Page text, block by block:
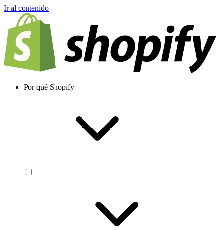
Ir al contenido
Por qué Shopify